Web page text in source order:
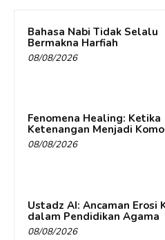
Bahasa Nabi Tidak Selalu
Bermakna Harfiah
08/08/2026
Fenomena Healing: Ketika
Ketenangan Menjadi
08/08/2026
Ustadz AI: Ancaman Erosi
dalam Pendidikan Agama
08/08/2026